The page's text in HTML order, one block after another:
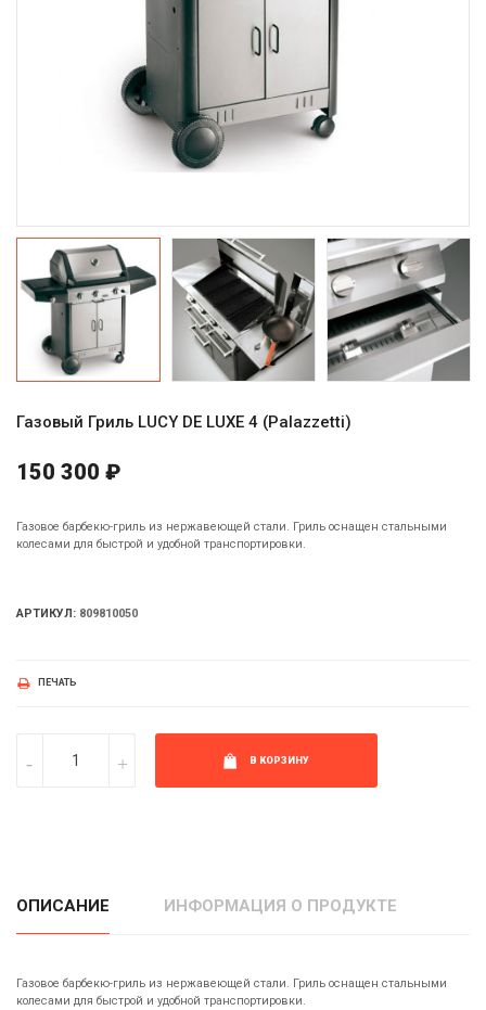
Газовый Гриль LUCY DE LUXE 4 (Рalazzetti)
150 300 ₽
Газовое барбекю-гриль из нержавеющей стали. Гриль оснащен стальными
колесами для быстрой и удобной транспортировки.
АРТИКУЛ: 809810050
ПЕЧАТЬ
В КОРЗИНУ
ОПИСАНИЕ ИНФОРМАЦИЯ О ПРОДУКТЕ
Газовое барбекю-гриль из нержавеющей стали. Гриль оснащен стальными
колесами для быстрой и удобной транспортировки.